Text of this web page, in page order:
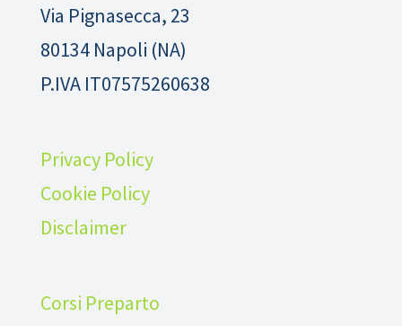
Via Pignasecca, 23
80134 Napoli (NA)
P.IVA IT07575260638
Privacy Policy
Cookie Policy
Disclaimer
Corsi Preparto